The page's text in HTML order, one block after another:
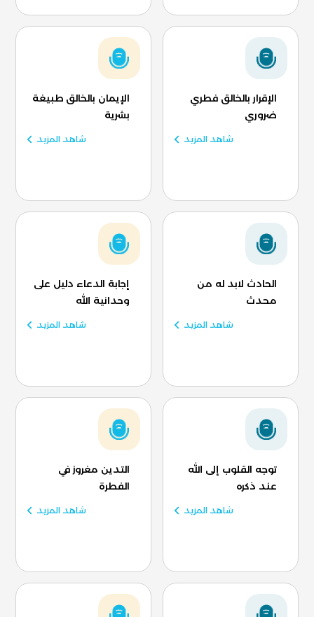
الإقرار بالخالق فطري
ضروري
شاهد المزيد
الإيمان بالخالق طبيغة
بشرية
شاهد المزيد
الحادث لابد له من
محدث
شاهد المزيد
إجابة الدعاء دليل على
وحدانية الله
شاهد المزيد
توجه القلوب إلى الله
عند ذكره
شاهد المزيد
التدين مغروز في
الفطرة
شاهد المزيد